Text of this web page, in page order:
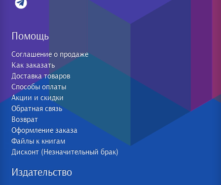
Помощь
Соглашение о продаже
Как заказать
Доставка товаров
Способы оплаты
Акции и скидки
Обратная связь
Возврат
Оформление заказа
Файлы к книгам
Дисконт (Незначительный брак)
Издательство